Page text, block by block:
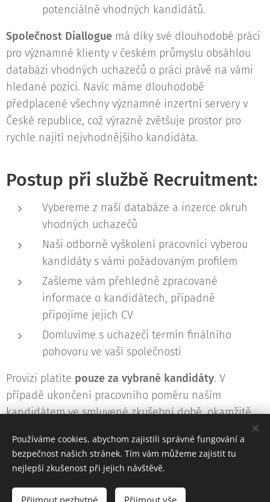
potenciálně vhodných kandidátů.
Společnost Diallogue má díky své dlouhodobé práci
pro významné klienty v českém průmyslu obsáhlou
databázi vhodných uchazečů o práci právě na vámi
hledané pozici. Navíc máme dlouhodobě
předplacené všechny významné inzertní servery v
České republice, což výrazně zvětšuje prostor pro
rychle najití nejvhodnějšího kandidáta.
Postup při službě Recruitment:
Vybereme z naší databáze a inzerce okruh
vhodných uchazečů
Naši odborně vyškolení pracovníci vyberou
kandidáty s vámi požadovaným profilem
Zašleme vám přehledně zpracované
informace o kandidátech, případně
připojíme jejich CV
Domluvíme s uchazeči termín finálního
pohovoru ve vaší společnosti
Provizi platíte pouze za vybrané kandidáty. V
případě ukončení pracovního poměru naším
kandidátem ve smluvené zkušební době, okamžitě
© 2017 Diallogue Česká republika a.s. Rybná 716/24 , Praha, 110 00
Používáme cookies, abychom zajistili správné fungování a
bezpečnost našich stránek. Tím vám můžeme zajistit tu
nejlepší zkušenost při jejich návštěvě.
Přijmout nezbytné Přijmout vše